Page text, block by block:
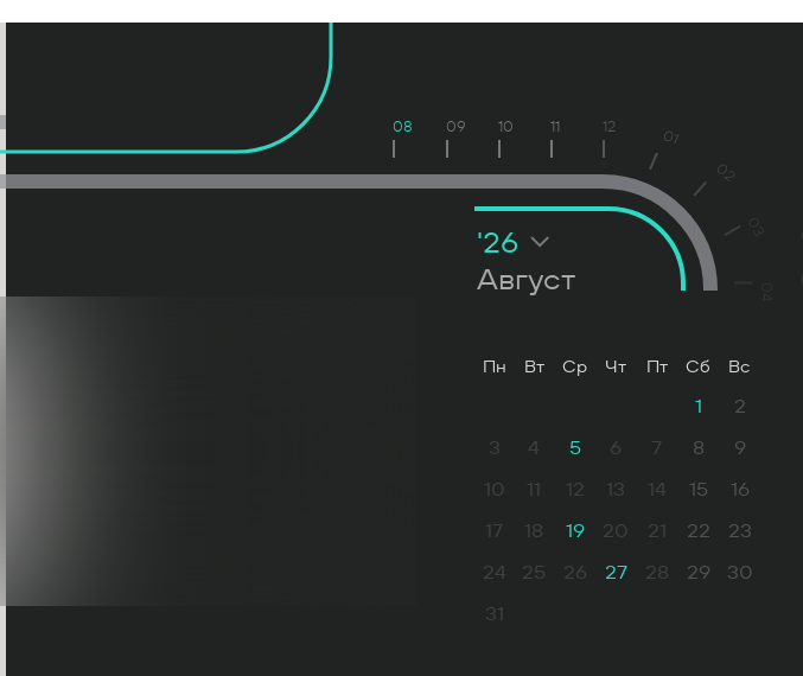
08 09 10 11 12 01
02
Август
'26
Пн Вт Ср Чт Пт Сб Вс
1
2
3
4 5 6 7 8
9
10
11 12 13 14 15
16
17
18 19 20 21 22
23
24
25 26 27 28 29
30
31